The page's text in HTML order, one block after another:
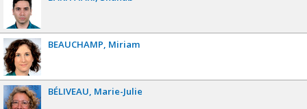
BEAUCHAMP Miriam
BÉLIVEAU Marie-Julie